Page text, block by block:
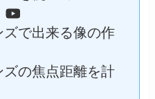
で出来る像の作
の焦点距離を計